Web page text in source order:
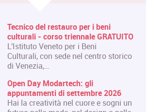
Tecnico del restauro per i beni
culturali - corso triennale GRATUITO
L'Istituto Veneto per i Beni
Culturali, con sede nel centro storico
di Venezia,…
Open Day Modartech: gli
appuntamenti di settembre 2026
Hai la creatività nel cuore e sogni un